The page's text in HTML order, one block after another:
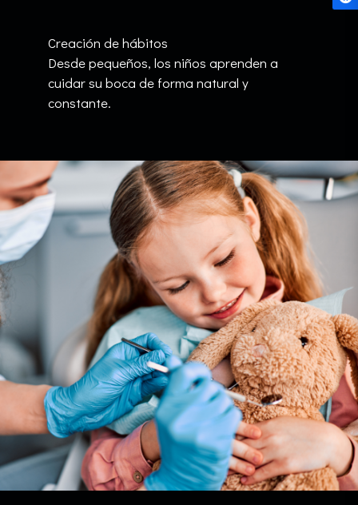
Creación de hábitos
Desde pequeños, los niños aprenden a
cuidar su boca de forma natural y
constante.